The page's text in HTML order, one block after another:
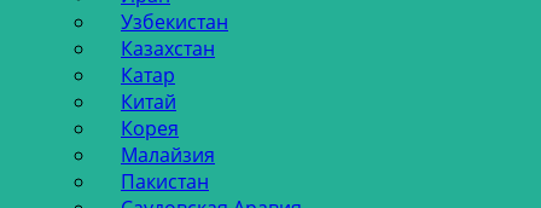
Узбекистан
Казахстан
Катар
Китай
Корея
Малайзия
Пакистан